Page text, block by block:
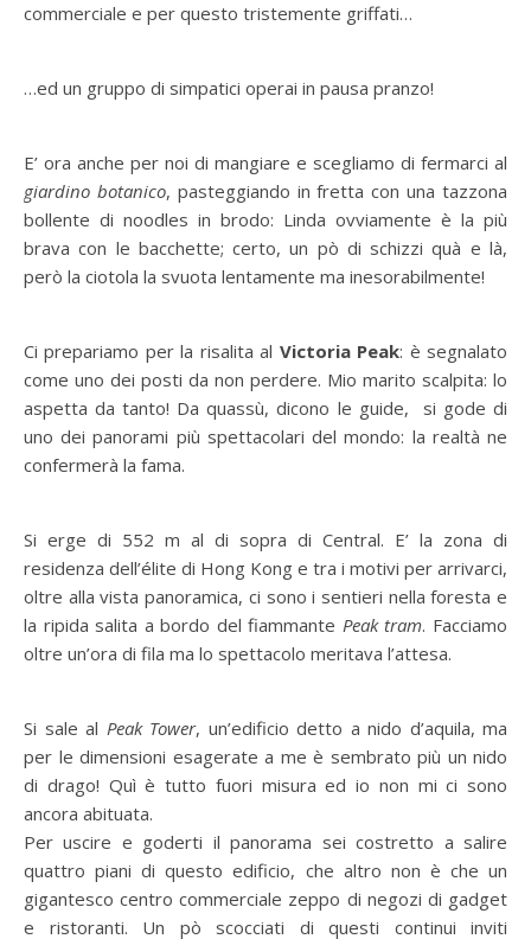
commerciale e per questo tristemente griffati…
…ed un gruppo di simpatici operai in pausa pranzo!
E’ ora anche per noi di mangiare e scegliamo di fermarci al
giardino botanico, pasteggiando in fretta con una tazzona
bollente di noodles in brodo: Linda ovviamente è la più
brava con le bacchette; certo, un pò di schizzi quà e là,
però la ciotola la svuota lentamente ma inesorabilmente!
Ci prepariamo per la risalita al Victoria Peak: è segnalato
come uno dei posti da non perdere. Mio marito scalpita: lo
aspetta da tanto! Da quassù, dicono le guide, si gode di
uno dei panorami più spettacolari del mondo: la realtà ne
confermerà la fama.
Si erge di 552 m al di sopra di Central. E’ la zona di
residenza dell’élite di Hong Kong e tra i motivi per arrivarci,
oltre alla vista panoramica, ci sono i sentieri nella foresta e
la ripida salita a bordo del fiammante Peak tram. Facciamo
oltre un’ora di fila ma lo spettacolo meritava l’attesa.
Si sale al Peak Tower, un’edificio detto a nido d’aquila, ma
per le dimensioni esagerate a me è sembrato più un nido
di drago! Quì è tutto fuori misura ed io non mi ci sono
ancora abituata.
Per uscire e goderti il panorama sei costretto a salire
quattro piani di questo edificio, che altro non è che un
gigantesco centro commerciale zeppo di negozi di gadget
e ristoranti. Un pò scocciati di questi continui inviti